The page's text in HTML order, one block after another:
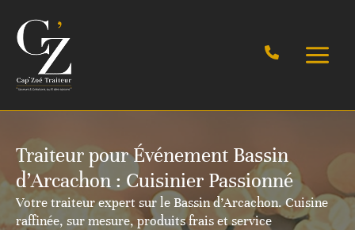
contenu
Traiteur pour Événement Bassin
d’Arcachon : Cuisinier Passionné
Votre traiteur expert sur le Bassin d’Arcachon. Cuisine
raffinée, sur mesure, produits frais et service